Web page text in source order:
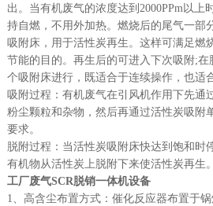
出。当有机废气的浓度达到2000PPm以上
持自燃，不用外加热。燃烧后的尾气一部
吸附床，用于活性炭再生。这样可满足燃
节能的目的。再生后的可进入下次吸附;
个吸附床进行，既适合于连续操作，也适
吸附过程：有机废气在引风机作用下先通
粉尘颗粒和杂物，然后再通过活性炭吸附
要求。
脱附过程：当活性炭吸附床快达到饱和时
有机物从活性炭上脱附下来使活性炭再生。
工厂废气SCR脱销一体机设备
1、高含尘布置方式：催化反应器布置于